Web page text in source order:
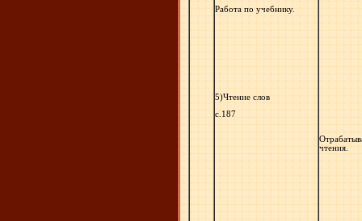
Работа по учебнику.
5)Чтение слов
с.187
чтения.